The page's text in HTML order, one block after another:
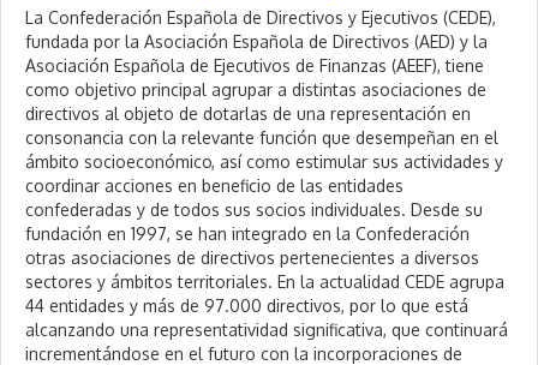
La Confederación Española de Directivos y Ejecutivos (CEDE),
fundada por la Asociación Española de Directivos (AED) y la
Asociación Española de Ejecutivos de Finanzas (AEEF), tiene
como objetivo principal agrupar a distintas asociaciones de
directivos al objeto de dotarlas de una representación en
consonancia con la relevante función que desempeñan en el
ámbito socioeconómico, así como estimular sus actividades y
coordinar acciones en beneficio de las entidades
confederadas y de todos sus socios individuales. Desde su
fundación en 1997, se han integrado en la Confederación
otras asociaciones de directivos pertenecientes a diversos
sectores y ámbitos territoriales. En la actualidad CEDE agrupa
44 entidades y más de 97.000 directivos, por lo que está
alcanzando una representatividad significativa, que continuará
incrementándose en el futuro con la incorporaciones de